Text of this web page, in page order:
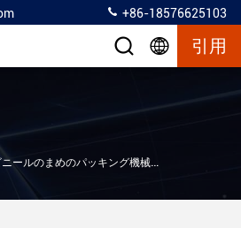
+86-18576625103
引用
ールのまめのパッキング機械 >